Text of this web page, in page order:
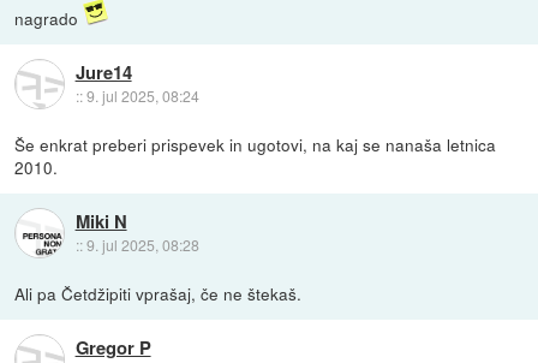
nagrado
Jure14
::9. jul 2025, 08:24
Še enkrat preberi prispevek in ugotovi, na kaj se nanaša letnica
2010.
Miki N
::9. jul 2025, 08:28
Ali pa Četdžipiti vprašaj, če ne štekaš.
Gregor P